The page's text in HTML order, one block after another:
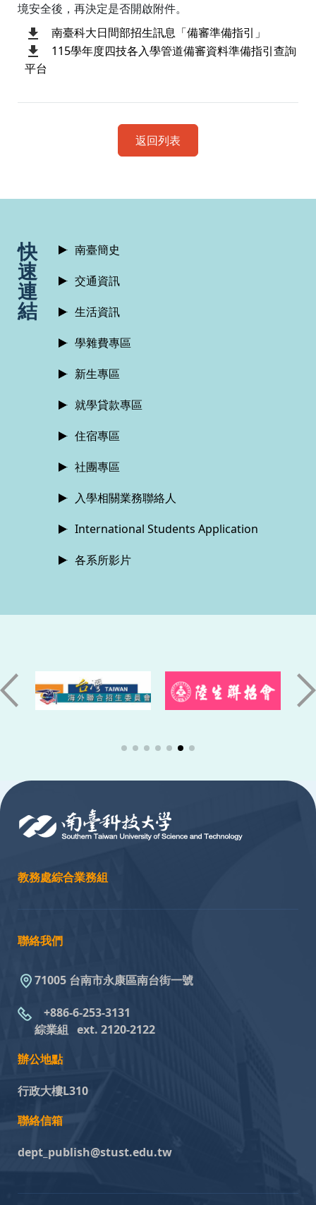
境安全後，再決定是否開啟附件。
南臺科大日間部招生訊息「備審準備指引」
115學年度四技各入學管道備審資料準備指引查詢
平台
返回列表
:::
快
速
連
結
南臺簡史
交通資訊
生活資訊
學雜費專區
新生專區
就學貸款專區
住宿專區
社團專區
入學相關業務聯絡人
International Students Application
各系所影片
教務處綜合業務組
聯絡我們
71005 台南市永康區南台街一號
+886-6-253-3131
綜業組 ext. 2120-2122
辦公地點
行政大樓L310
聯絡信箱
dept_publish@stust.edu.tw